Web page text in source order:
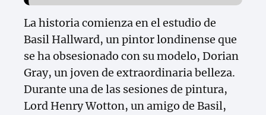
La historia comienza en el estudio de
Basil Hallward, un pintor londinense que
se ha obsesionado con su modelo, Dorian
Gray, un joven de extraordinaria belleza.
Durante una de las sesiones de pintura,
Lord Henry Wotton, un amigo de Basil,